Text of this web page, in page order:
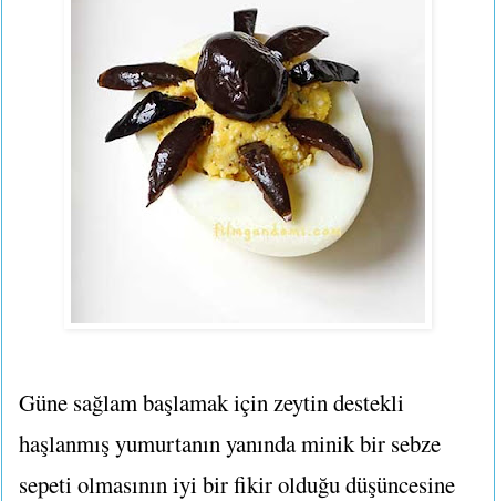
Güne sağlam başlamak için zeytin destekli
haşlanmış yumurtanın yanında minik bir sebze
sepeti olmasının iyi bir fikir olduğu düşüncesine